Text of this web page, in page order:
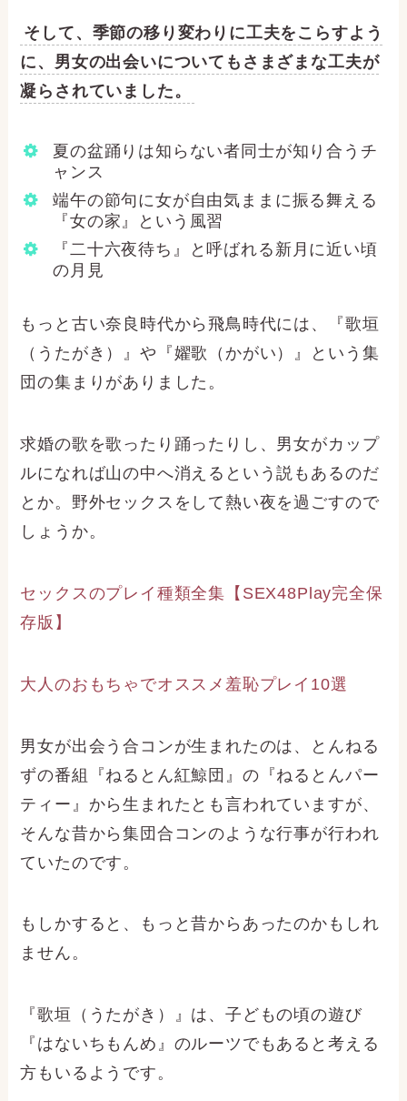
そして、季節の移り変わりに工夫をこらすよう
に、男女の出会いについてもさまざまな工夫が
凝らされていました。
夏の盆踊りは知らない者同士が知り合うチ
ャンス
端午の節句に女が自由気ままに振る舞える
『女の家』という風習
『二十六夜待ち』と呼ばれる新月に近い頃
の月見
もっと古い奈良時代から飛鳥時代には、『歌垣
（うたがき）』や『嬥歌（かがい）』という集
団の集まりがありました。
求婚の歌を歌ったり踊ったりし、男女がカップ
ルになれば山の中へ消えるという説もあるのだ
とか。野外セックスをして熱い夜を過ごすので
しょうか。
セックスのプレイ種類全集【SEX48Play完全保
存版】
大人のおもちゃでオススメ羞恥プレイ10選
男女が出会う合コンが生まれたのは、とんねる
ずの番組『ねるとん紅鯨団』の『ねるとんパー
ティー』から生まれたとも言われていますが、
そんな昔から集団合コンのような行事が行われ
ていたのです。
もしかすると、もっと昔からあったのかもしれ
ません。
『歌垣（うたがき）』は、子どもの頃の遊び
『はないちもんめ』のルーツでもあると考える
方もいるようです。